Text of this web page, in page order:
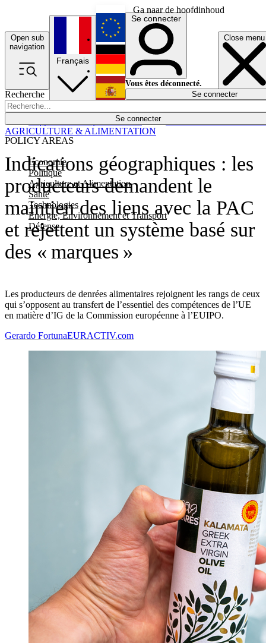
Ga naar de hoofdinhoud
Open sub
navigation
Close menu
Recherche
Se connecter
POLICY AREAS
Economie
Politique
Agriculture et Alimentation
Santé
Technologies
Energie, Environnement et Transport
Défense
Économie
Français
English
Deutsch
Español
Se connecter
Vous êtes déconnecté.
Se connecter
Indications géographiques : les
producteurs demandent le
maintien des liens avec la PAC
et rejettent un système basé sur
des « marques »
Les producteurs de denrées alimentaires rejoignent les rangs de ceux
qui s’opposent au transfert de l’essentiel des compétences de l’UE
en matière d’IG de la Commission européenne à l’EUIPO.
AGRICULTURE & ALIMENTATION
Gerardo FortunaEURACTIV.com